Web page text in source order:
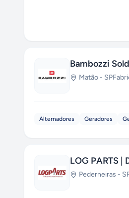
Bambozzi
Matão - SP
Alternadores Geradores
LOG PARTS
Pederneiras -